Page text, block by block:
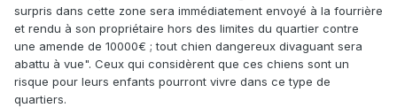
surpris dans cette zone sera immédiatement envoyé à la fourrière
et rendu à son propriétaire hors des limites du quartier contre
une amende de 10000€ ; tout chien dangereux divaguant sera
abattu à vue". Ceux qui considèrent que ces chiens sont un
risque pour leurs enfants pourront vivre dans ce type de
quartiers.